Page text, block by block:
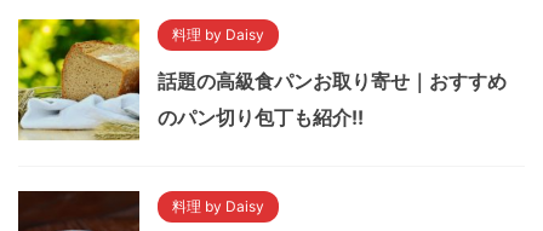
料理 by Daisy
話題の高級食パンお取り寄せ｜おすすめ
のパン切り包丁も紹介!!
料理 by Daisy